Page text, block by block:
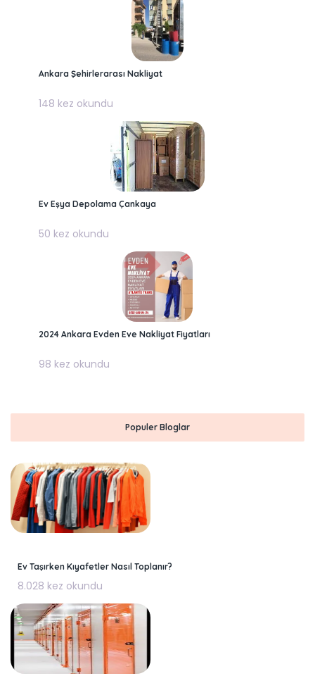
Ankara Şehirlerarası Nakliyat
148 kez okundu
Ev Eşya Depolama Çankaya
50 kez okundu
2024 Ankara Evden Eve Nakliyat Fiyatları
98 kez okundu
Populer Bloglar
Ev Taşırken Kıyafetler Nasıl Toplanır?
8.028 kez okundu